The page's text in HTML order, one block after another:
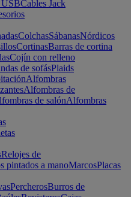
USBCables Jack
ColchasSábanasNórdicos
CortinasBarras de cortina
Cojín con relleno
de sofásPlaids
Alfombras
Alfombras de
de salónAlfombras
Relojes de
pintados a manoMarcosPlacas
PercherosBurros de